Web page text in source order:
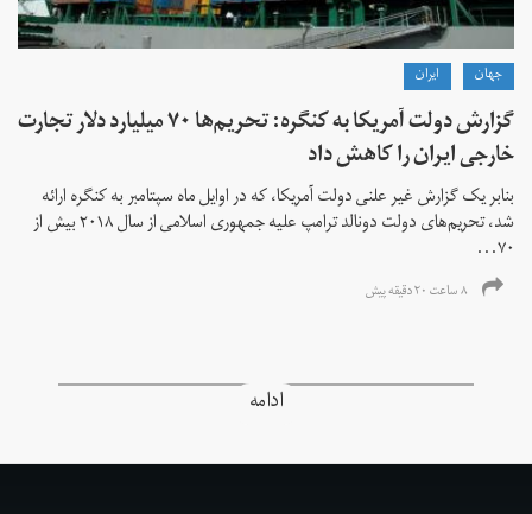
جهان ايران
گزارش دولت آمریکا به کنگره: تحریم‌ها ۷۰ میلیارد دلار تجارت
خارجی ایران را کاهش داد
بنابر یک گزارش غیر علنی دولت آمریکا، که در اوایل ماه سپتامبر به کنگره ارائه
شد، تحریم‌های دولت دونالد ترامپ علیه جمهوری اسلامی از سال ۲۰۱۸ بیش از
۷۰...
۸ ساعت ۲۰ دقیقه پیش
ادامه